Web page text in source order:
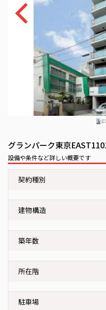
グランパーク東京
設備や条件など詳しい概要です
契約種別
建物構造
築年数
所在階
駐車場